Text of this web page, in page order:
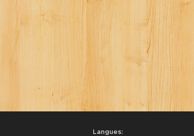
Langues